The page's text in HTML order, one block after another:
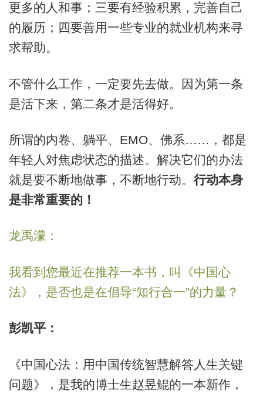
更多的人和事；三要有经验积累，完善自己
的履历；四要善用一些专业的就业机构来寻
求帮助。
不管什么工作，一定要先去做。因为第一条
是活下来，第二条才是活得好。
所谓的内卷、躺平、EMO、佛系……，都是
年轻人对焦虑状态的描述。解决它们的办法
就是要不断地做事，不断地行动。 行动本身
是非常重要的！
龙禹濛：
我看到您最近在推荐一本书，叫《中国心
法》，是否也是在倡导“知行合一”的力量？
彭凯平：
《中国心法：用中国传统智慧解答人生关键
问题》，是我的博士生赵昱鲲的一本新作，